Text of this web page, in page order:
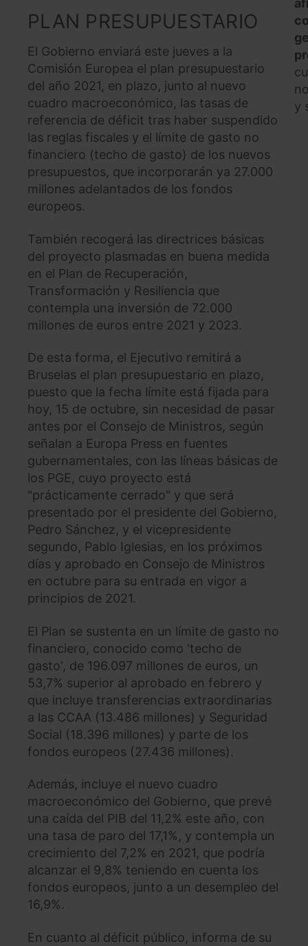
PLAN PRESUPUESTARIO
El Gobierno enviará este jueves a la
Comisión Europea el plan presupuestario
del año 2021, en plazo, junto al nuevo
cuadro macroeconómico, las tasas de
referencia de déficit tras haber suspendido
las reglas fiscales y el límite de gasto no
financiero (techo de gasto) de los nuevos
presupuestos, que incorporarán ya 27.000
millones adelantados de los fondos
europeos.
También recogerá las directrices básicas
del proyecto plasmadas en buena medida
en el Plan de Recuperación,
Transformación y Resiliencia que
contempla una inversión de 72.000
millones de euros entre 2021 y 2023.
De esta forma, el Ejecutivo remitirá a
Bruselas el plan presupuestario en plazo,
puesto que la fecha límite está fijada para
hoy, 15 de octubre, sin necesidad de pasar
antes por el Consejo de Ministros, según
señalan a Europa Press en fuentes
gubernamentales, con las líneas básicas de
los PGE, cuyo proyecto está
"prácticamente cerrado" y que será
presentado por el presidente del Gobierno,
Pedro Sánchez, y el vicepresidente
segundo, Pablo Iglesias, en los próximos
días y aprobado en Consejo de Ministros
en octubre para su entrada en vigor a
principios de 2021.
El Plan se sustenta en un límite de gasto no
financiero, conocido como 'techo de
gasto', de 196.097 millones de euros, un
53,7% superior al aprobado en febrero y
que incluye transferencias extraordinarias
a las CCAA (13.486 millones) y Seguridad
Social (18.396 millones) y parte de los
fondos europeos (27.436 millones).
Además, incluye el nuevo cuadro
macroeconómico del Gobierno, que prevé
una caída del PIB del 11,2% este año, con
una tasa de paro del 17,1%, y contempla un
crecimiento del 7,2% en 2021, que podría
alcanzar el 9,8% teniendo en cuenta los
fondos europeos, junto a un desempleo del
16,9%.
En cuanto al déficit público, informa de su
y